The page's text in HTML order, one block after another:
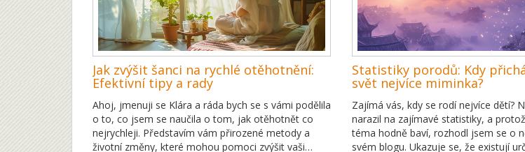
Jak zvýšit šanci na rychlé otěhotnění:
Efektivní tipy a rady
Ahoj, jmenuji se Klára a ráda bych se s vámi podělila
o to, co jsem se naučila o tom, jak otěhotnět co
nejrychleji. Představím vám přirozené metody a
životní změny, které mohou pomoci zvýšit vaši
Statistiky porodů: Kdy
svět nejvíce miminka?
Zajímá vás, kdy se rodí nejvíce dětí?
narazil na zajímavé statistiky, a
téma hodně baví, rozhodl jsem se o
svém blogu. Ukazuje se, že existují